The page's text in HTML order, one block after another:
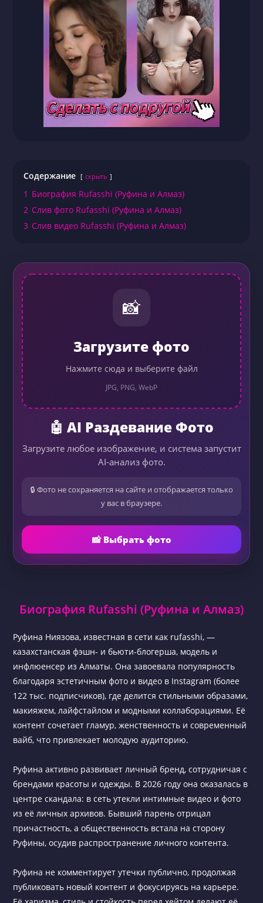
Содержание скрыть
1 Биография Rufasshi (Руфина и Алмаз)
2 Слив фото Rufasshi (Руфина и Алмаз)
3 Слив видео Rufasshi (Руфина и Алмаз)
📸
Загрузите фото
Нажмите сюда и выберите файл
JPG, PNG, WebP
🤖 AI Раздевание Фото
Загрузите любое изображение, и система запустит
AI-анализ фото.
🔒 Фото не сохраняется на сайте и отображается только
у вас в браузере.
📸 Выбрать фото
Биография Rufasshi (Руфина и Алмаз)
Руфина Ниязова, известная в сети как rufasshi, —
казахстанская фэшн- и бьюти-блогерша, модель и
инфлюенсер из Алматы. Она завоевала популярность
благодаря эстетичным фото и видео в Instagram (более
122 тыс. подписчиков), где делится стильными образами,
макияжем, лайфстайлом и модными коллаборациями. Её
контент сочетает гламур, женственность и современный
вайб, что привлекает молодую аудиторию.
Руфина активно развивает личный бренд, сотрудничая с
брендами красоты и одежды. В 2026 году она оказалась в
центре скандала: в сеть утекли интимные видео и фото
из её личных архивов. Бывший парень отрицал
причастность, а общественность встала на сторону
Руфины, осудив распространение личного контента.
Руфина не комментирует утечки публично, продолжая
публиковать новый контент и фокусируясь на карьере.